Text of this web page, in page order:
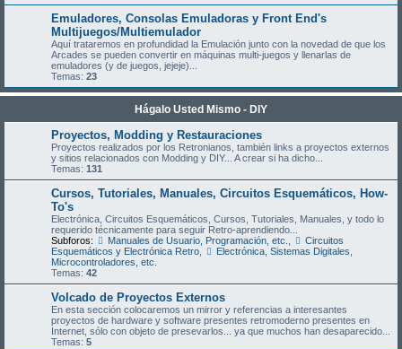
Emuladores, Consolas Emuladoras y Front End's
Multijuegos/Multiemulador
Aquí trataremos en profundidad la Emulación junto con la novedad de que los
Arcades se pueden convertir en máquinas multi-juegos y llenarlas de
emuladores (y de juegos, jejeje)...
Temas: 23
Hágalo Usted Mismo - DIY
Proyectos, Modding y Restauraciones
Proyectos realizados por los Retronianos, también links a proyectos externos
y sitios relacionados con Modding y DIY... A crear si ha dicho...
Temas: 131
Cursos, Tutoriales, Manuales, Circuitos Esquemáticos, How-
To's
Electrónica, Circuitos Esquemáticos, Cursos, Tutoriales, Manuales, y todo lo
requerido técnicamente para seguir Retro-aprendiendo...
Subforos:
Manuales de Usuario, Programación, etc.
Circuitos
Esquemáticos y Electrónica Retro
Electrónica, Sistemas Digitales,
Microcontroladores, etc.
Temas: 42
Volcado de Proyectos Externos
En esta sección colocaremos un mirror y referencias a interesantes
proyectos de hardware y software presentes retromoderno presentes en
Internet, sólo con objeto de presevarlos... ya que muchos han desaparecido...
Temas: 5